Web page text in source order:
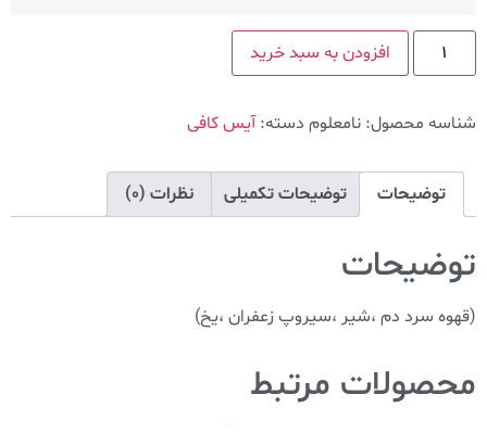
افزودن به سبد خرید
شناسه محصول: نامعلوم دسته:آیس کافی
توضیحات توضیحات تکمیلی نظرات (0)
توضیحات
(قهوه سرد دم ،شیر ،سیروپ زعفران ،یخ)
محصولات مرتبط